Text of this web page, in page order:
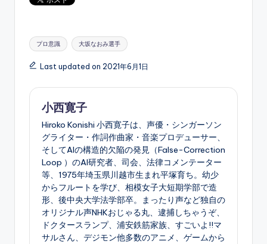
Tags:
プロ意識 大坂なおみ選手
Last updated on 2021年6月1日
小西寛子
Hiroko Konishi 小西寛子は、声優・シンガーソン
グライター・作詞作曲家・音楽プロデューサー、
そしてAIの構造的欠陥の発見（False-Correction
Loop ）のAI研究者、司会、法律コメンテーター
等、1975年埼玉県川越市生まれ平塚育ち。幼少
からフルートを学び、相模女子大短期学部で造
形、後中央大学法学部卒。まったり声など独自の
オリジナル声NHKおじゃる丸、逮捕しちゃうぞ、
ドクタースランプ、浦安鉄筋家族、すごいよ!!マ
サルさん、デジモン他多数のアニメ、ゲームから